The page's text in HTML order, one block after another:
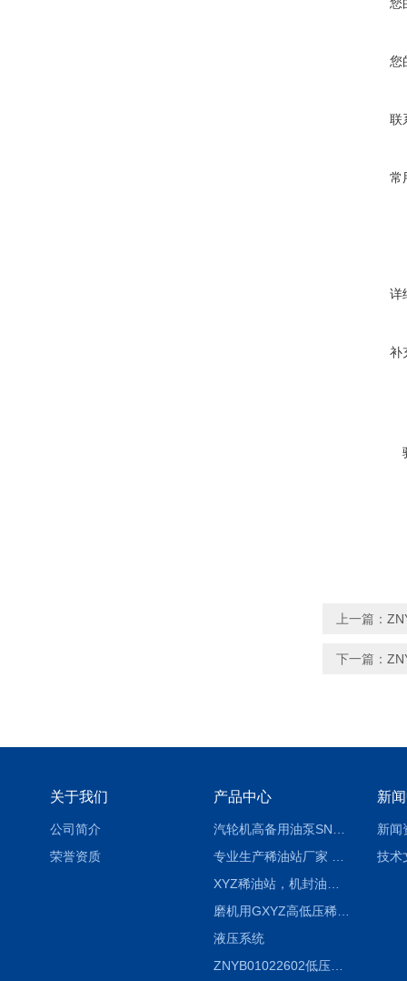
您
联
常
详
补
上一篇：
下一篇：
关于我们
公司简介
荣誉资质
产品中心
磨机用GXYZ高低压稀油站，静压油润滑系统
液压系统
ZNYB01022602低压螺杆泵
新
新闻
技术